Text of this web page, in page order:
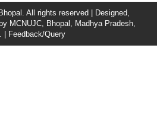
All rights reserved | Designed,
MCNUJC, Bhopal, Madhya Pradesh,
|
Feedback/Query